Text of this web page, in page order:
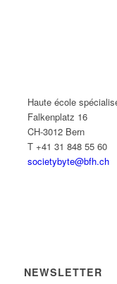
Haute école
Falkenplatz 16
CH-3012 Bern
T +41 31 848 55 60
societybyte@bfh.ch
NEWSLETTER